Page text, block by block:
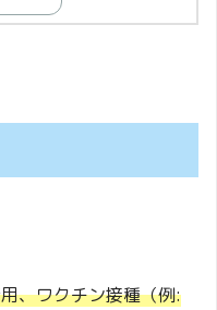
、ワクチン接種（例: